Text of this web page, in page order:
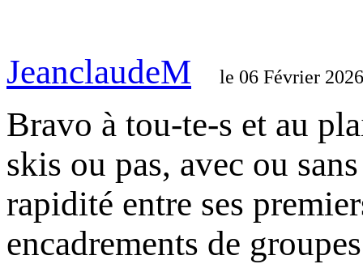
JeanclaudeM le 06 Février 2026
Bravo à tou-te-s et au
skis ou pas, avec ou
rapidité entre ses
encadrements de